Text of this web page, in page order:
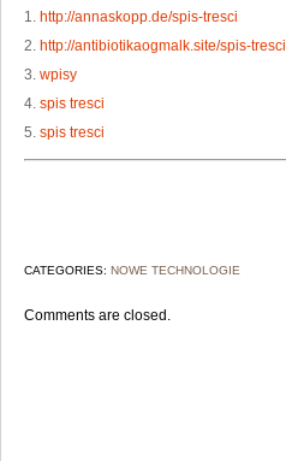
1. http://annaskopp.de/spis-tresci
2. http://antibiotikaogmalk.site/spis-tresci
3. wpisy
4. spis tresci
5. spis tresci
CATEGORIES: NOWE TECHNOLOGIE
Comments are closed.